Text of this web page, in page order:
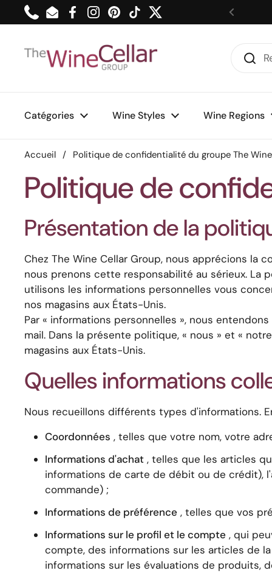
Passer au contenu
PhoneEmailFacebook
Instagram
Pinterest
TikTokTwitter
Catégories Wine Styles Wine Regions
Accueil / Politique de confidentialité du groupe The
Politique de
Présentation de la
Chez The Wine Cellar Group, nous apprécions la
nous prenons cette responsabilité au sérieux. La
utilisons les informations personnelles vous
nos magasins aux États-Unis.
Par « informations personnelles », nous
mail. Dans la présente politique, « nous » et «
magasins aux États-Unis.
Quelles informations
Nous recueillons différents types d'informations.
Coordonnées , telles que votre nom, votre
Informations d'achat , telles que les articles
informations de carte de débit ou de crédit),
commande) ;
Informations de préférence , telles que vos
Informations sur le profil et le compte , qui
compte, des informations sur les articles de
informations sur les évaluations de produits,